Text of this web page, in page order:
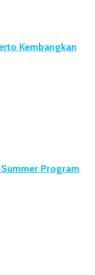
Kembangkan
Program